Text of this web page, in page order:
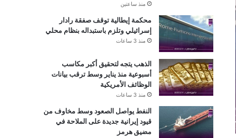
منذ ساعتين
محكمة إيطالية توقف صفقة رادار
إسرائيلي وتلزم باستبداله بنظام محلي
منذ 3 ساعات
الذهب يتجه لتحقيق أكبر مكاسب
أسبوعية منذ يناير وسط ترقب بيانات
الوظائف الأمريكية
منذ 3 ساعات
النفط يواصل الصعود وسط مخاوف من
قيود إيرانية جديدة على الملاحة في
مضيق هرمز